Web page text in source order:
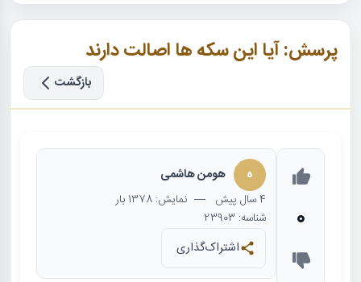
پرسش: آیا این سکه ها اصالت دارند
بازگشت
0
ه هومن هاشمی
4 سال پیش — نمایش: 1378 بار
شناسه: 23903
اشتراک‌گذاری